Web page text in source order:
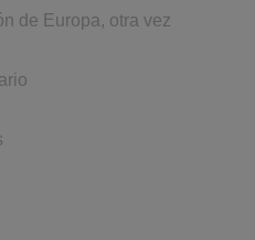
de Europa, otra vez